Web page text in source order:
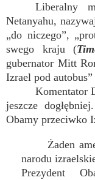
Liberalny
Netanyahu,
„do niczego”,
swego kraju (
gubernator Mitt
Izrael pod
Komentator
jeszcze
Obamy przeciwko
Żaden
narodu
Prezydent